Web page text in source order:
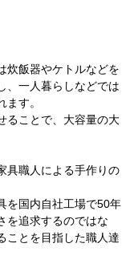
炊飯器やケトルなどを
、一人暮らしなどでは
す。
ることで、大容量の大
具職人による手作りの
を国内自社工場で50年
を追求するのではな
ことを目指した職人達